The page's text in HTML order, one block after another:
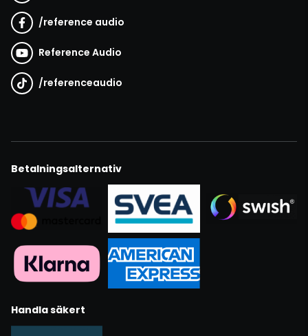
/reference audio
Reference Audio
/referenceaudio
Betalningsalternativ
Handla säkert